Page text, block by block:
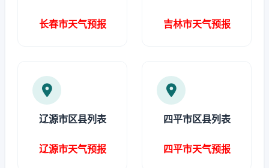
长春市天气预报 吉林市天气预报
辽源市区县列表
辽源市天气预报
四平市区县列表
四平市天气预报